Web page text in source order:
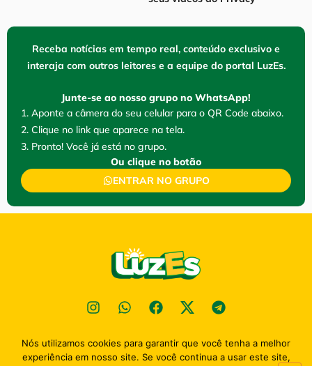
Receba notícias em tempo real, conteúdo exclusivo e
interaja com outros leitores e a equipe do portal LuzEs.
Junte-se ao nosso grupo no WhatsApp!
1. Aponte a câmera do seu celular para o QR Code abaixo.
2. Clique no link que aparece na tela.
3. Pronto! Você já está no grupo.
Ou clique no botão
ENTRAR NO GRUPO
Política de privacidade
2026Portal Luz Esperaça - TODOS OS DIREITOS RESENVADOS
Nós utilizamos cookies para garantir que você tenha a melhor
experiência em nosso site. Se você continua a usar este site,